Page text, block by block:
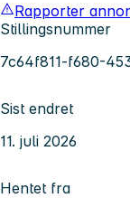
Rapporter
Stillingsnummer
7c64f811-f680-
Sist endret
11. juli 2026
Hentet fra